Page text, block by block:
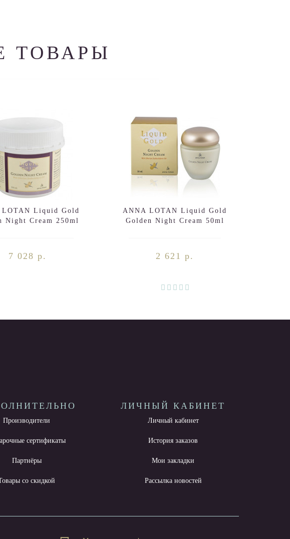
ТОВАРЫ
LOTAN Liquid Gold
Night Cream 250ml
7 028 р.
ANNA LOTAN Liquid Gold
Golden Night Cream 50ml
2 621 р.
Производители
сертификаты
Партнёры
со скидкой
ЛИЧНЫЙ КАБИНЕТ
Личный кабинет
История заказов
Мои закладки
Рассылка новостей